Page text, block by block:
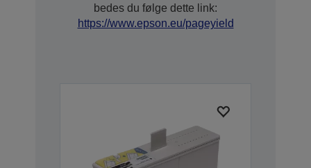
bedes du følge dette link:
https://www.epson.eu/pageyield